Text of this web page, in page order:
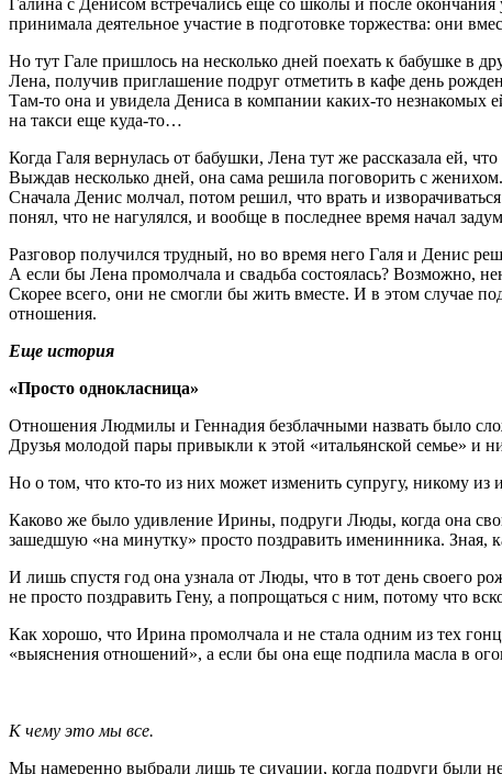
принимала деятельное участие в подготовке торжества: они
Но тут Гале пришлось на несколько дней поехать к бабушке в
Лена, получив приглашение подруг отметить в кафе день
Там-то она и увидела Дениса в ком­пании каких-то незнакомых
на такси еще куда-то…
Когда Галя вернулась от бабушки, Лена тут же рассказала ей,
Выждав несколько дней, она сама решила поговорить с женихом.
Сначала Денис молчал, потом решил, что врать и
понял, что не нагулялся, и вообще в последнее время начал
Разговор получился трудный, но во время него Галя и Денис
А если бы Лена промолчала и свадьба состоялась? Возможно,
Скорее всего, они не смогли бы жить вместе. И в этом случае
отношения.
Еще история
«Просто однокласница»
Отношения Людмилы и Геннадия безблачными назвать было
Друзья молодой пары привыкли к этой «итальянской семье» и
Но о том, что кто-то из них может изменить супругу, никому
Каково же было удивление Ирины, подруги Люды, когда она
зашедшую «на минутку» просто поздравить именинника. Зная,
И лишь спустя год она узнала от Люды, что в тот день своего
не просто поздравить Гену, а попрощаться с ним, потому что
Как хорошо, что Ирина промолчала и не стала одним из тех
«выяснения отношений», а если бы она еще подпила масла в
К чему это мы все.
Мы намеренно выбрали лишь те си­уации, когда подруги были